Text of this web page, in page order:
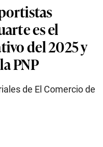
es el
del 2025 y
PNP
de El Comercio de